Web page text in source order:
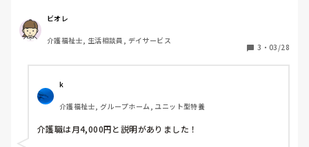
ビオレ
介護福祉士, 生活相談員, デイサービス
3 ・ 03/28
k
介護福祉士, グループホーム, ユニット型特養
介護職は月4,000円と説明がありました！